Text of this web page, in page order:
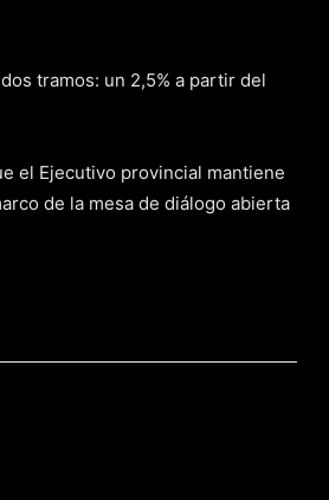
tramos: un 2,5% a partir del
el Ejecutivo provincial mantiene
de la mesa de diálogo abierta